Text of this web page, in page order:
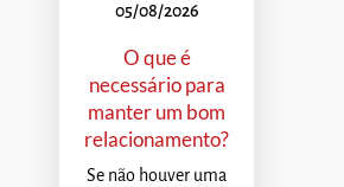
05/08/2026
O que é
necessário para
manter um bom
relacionamento?
Se não houver uma